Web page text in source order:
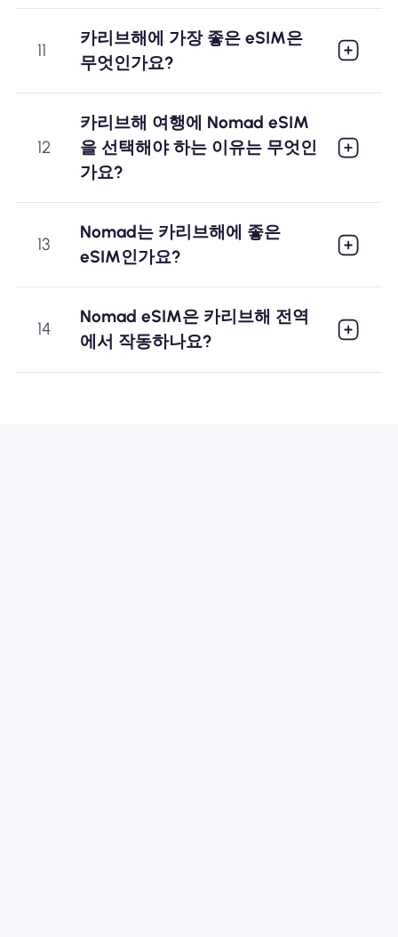
11
카리브해에 가장 좋은 eSIM은
무엇인가요?
12
카리브해 여행에 Nomad eSIM
을 선택해야 하는 이유는 무엇인
가요?
13
Nomad는 카리브해에 좋은
eSIM인가요?
14
Nomad eSIM은 카리브해 전역
에서 작동하나요?